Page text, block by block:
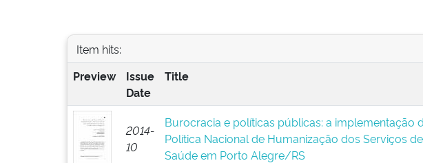
Item hits:
Preview
Issue
Date
Title
2014-
10
Burocracia e políticas públicas: a implementação
Política Nacional de Humanização dos Serviços de
Saúde em Porto Alegre/RS